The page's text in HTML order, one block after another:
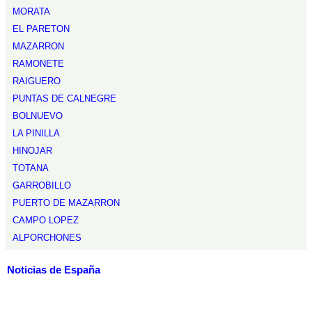
MORATA
EL PARETON
MAZARRON
RAMONETE
RAIGUERO
PUNTAS DE CALNEGRE
BOLNUEVO
LA PINILLA
HINOJAR
TOTANA
GARROBILLO
PUERTO DE MAZARRON
CAMPO LOPEZ
ALPORCHONES
Noticias de España